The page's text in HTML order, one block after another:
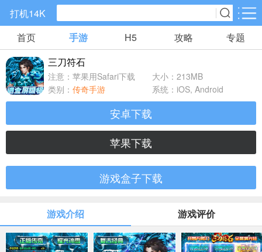
打机14K
手游分类 H5分类
精品手游
88款手游
仙侠手游
传奇手游
145款手游
策略塔防
377款手游
卡牌手游
国战手游
6款手游
养成系列
休闲益智
750款手游
540款手游
模拟经营
162款手游
首页 手游 H5 攻略 专题
三刀符石
注意：苹果用Safari下载
大小：213MB
类别： 传奇手游 系统：iOS, Android
安卓下载
苹果下载
游戏盒子下载
游戏介绍 游戏评价